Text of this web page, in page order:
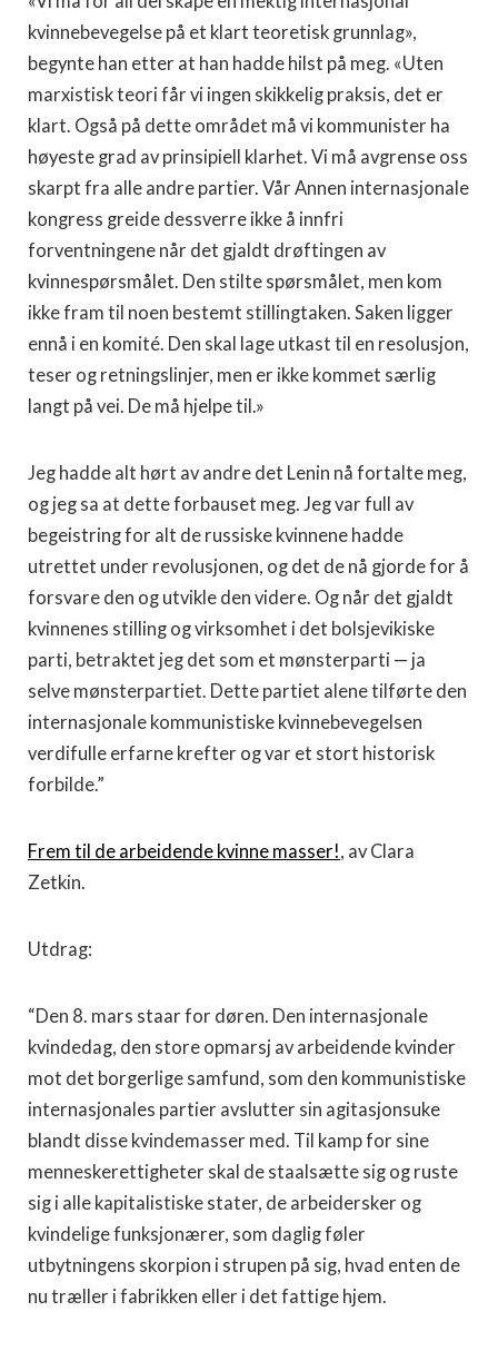
kvinnebevegelse på et klart teoretisk grunnlag»,
begynte han etter at han hadde hilst på meg. «Uten
marxistisk teori får vi ingen skikkelig praksis, det er
klart. Også på dette området må vi kommunister ha
høyeste grad av prinsipiell klarhet. Vi må avgrense oss
skarpt fra alle andre partier. Vår Annen internasjonale
kongress greide dessverre ikke å innfri
forventningene når det gjaldt drøftingen av
kvinnespørsmålet. Den stilte spørsmålet, men kom
ikke fram til noen bestemt stillingtaken. Saken ligger
ennå i en komité. Den skal lage utkast til en resolusjon,
teser og retningslinjer, men er ikke kommet særlig
langt på vei. De må hjelpe til.»
Jeg hadde alt hørt av andre det Lenin nå fortalte meg,
og jeg sa at dette forbauset meg. Jeg var full av
begeistring for alt de russiske kvinnene hadde
utrettet under revolusjonen, og det de nå gjorde for å
forsvare den og utvikle den videre. Og når det gjaldt
kvinnenes stilling og virksomhet i det bolsjevikiske
parti, betraktet jeg det som et mønsterparti — ja
selve mønsterpartiet. Dette partiet alene tilførte den
internasjonale kommunistiske kvinnebevegelsen
verdifulle erfarne krefter og var et stort historisk
forbilde.”
Frem til de arbeidende kvinne masser!, av Clara
Zetkin.
Utdrag:
“Den 8. mars staar for døren. Den internasjonale
kvindedag, den store opmarsj av arbei­dende kvinder
mot det bor­gerlige samfund, som den kommunistiske
internasjona­les partier avslutter sin agitasjonsuke
blandt disse kvindemasser med. Til kamp for sine
menneskerettigheter skal de staalsætte sig og ruste
sig i alle kapitalistiske stater, de arbeidersker og
kvindelige funksjonærer, som daglig føler
utbytningens skorpion i strupen på sig, hvad enten de
nu træller i fabrikken eller i det fattige hjem.